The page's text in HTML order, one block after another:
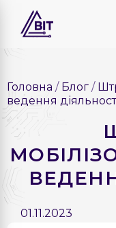
Головна Блог
ведення
01.11.2023